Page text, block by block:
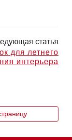
статья
для летнего
интерьера